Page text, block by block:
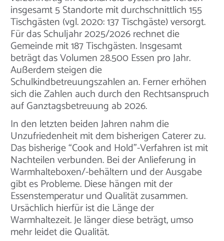
insgesamt 5 Standorte mit durchschnittlich 155
Tischgästen (vgl. 2020: 137 Tischgäste) versorgt.
Für das Schuljahr 2025/2026 rechnet die
Gemeinde mit 187 Tischgästen. Insgesamt
beträgt das Volumen 28.500 Essen pro Jahr.
Außerdem steigen die
Schulkindbetreuungszahlen an. Ferner erhöhen
sich die Zahlen auch durch den Rechtsanspruch
auf Ganztagsbetreuung ab 2026.
In den letzten beiden Jahren nahm die
Unzufriedenheit mit dem bisherigen Caterer zu.
Das bisherige “Cook and Hold”-Verfahren ist mit
Nachteilen verbunden. Bei der Anlieferung in
Warmhalteboxen/-behältern und der Ausgabe
gibt es Probleme. Diese hängen mit der
Essenstemperatur und Qualität zusammen.
Ursächlich hierfür ist die Länge der
Warmhaltezeit. Je länger diese beträgt, umso
mehr leidet die Qualität.